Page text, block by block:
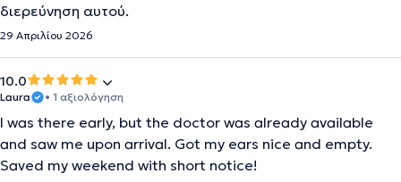
διερεύνηση αυτού.
29 Απριλίου 2026
10.0
Laura • 1 αξιολόγηση
I was there early, but the doctor was already available
and saw me upon arrival. Got my ears nice and empty.
Saved my weekend with short notice!